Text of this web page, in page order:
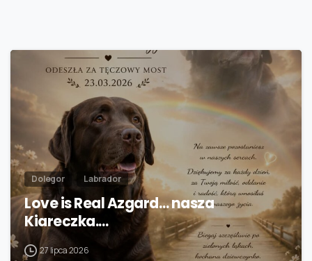
Dolegor Labrador
Love is Real Azgard… nasza
Kiareczka.…
27 lipca 2026